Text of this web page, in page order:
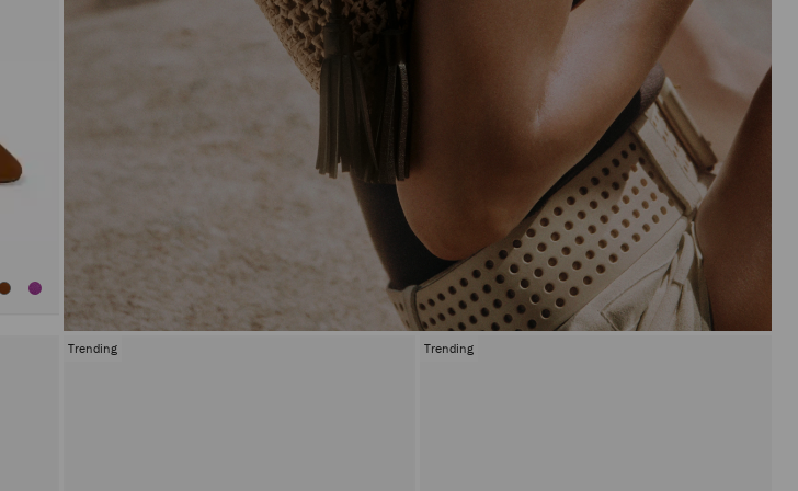
Trending Trending